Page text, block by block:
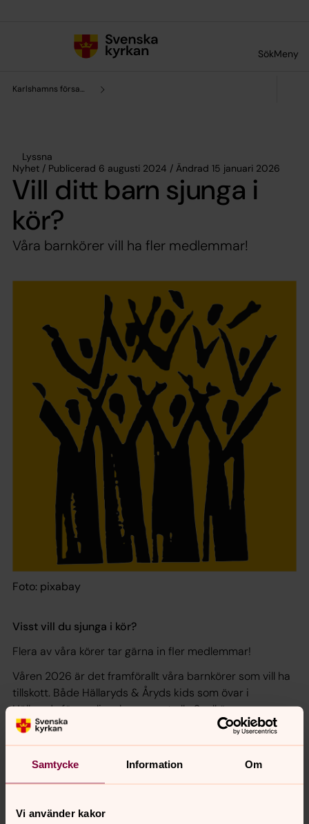
Samtycke Information Om
Vi använder kakor
SökMeny
Karlshamns församling
Lyssna
Nyhet / Publicerad 6 augusti 2024 / Ändrad 15 januari 2026
Vill ditt barn sjunga i
kör?
Våra barnkörer vill ha fler medlemmar!
Foto: pixabay
Visst vill du sjunga i kör?
Flera av våra körer tar gärna in fler medlemmar!
Våren 2026 är det framförallt våra barnkörer som vill ha
tillskott. Både Hällaryds & Åryds kids som övar i
Hällaryds församlingshem, samt alla Soulkörerna som
övar i Församlingsgården i Karlshamn.
Läs mer om våra barnkörer här!
Synpunkter eller frågor på sidans